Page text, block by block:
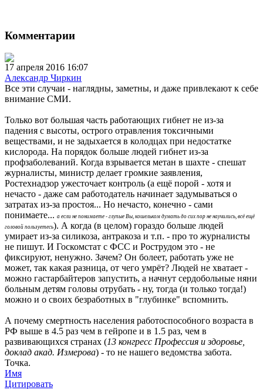
Комментарии
17 апреля 2016 16:07
Александр Чиркин
Все эти случаи - наглядны, заметны, и даже привлекают к себе
внимание СМИ.
Только вот большая часть работающих гибнет не из-за
падения с высоты, острого отравления токсичными
веществами, и не задыхается в колодцах при недостатке
кислорода. На порядок больше людей гибнет из-за
профзаболеваний. Когда взрывается метан в шахте - спешат
журналисты, министр делает громкие заявления,
Ростехнадзор ужесточает контроль (а ещё порой - хотя и
нечасто - даже сам работодатель начинает задумываться о
затратах из-за простоя... Но нечасто, конечно - сами
понимаете... а если не понимаете - глупые Вы, кошельком думать до сих пор не научились, всё ещё
головой пользуетесь). А когда (в целом) гораздо больше людей
умирает из-за силикоза, антракоза и т.п. - про то журналисты
не пишут. И Госкомстат с ФСС и Рострудом это - не
фиксируют, ненужно. Зачем? Он болеет, работать уже не
может, так какая разница, от чего умрёт? Людей не хватает -
можно гастарбайтеров запустить, а начнут сердобольные няни
больным детям головы отрубать - ну, тогда (и только тогда!)
можно и о своих безработных в "глубинке" вспомнить.
А почему смертность населения работоспособного возраста в
РФ выше в 4.5 раз чем в гейропе и в 1.5 раз, чем в
развивающихся странах (13 конгресс Профессия и здоровье,
доклад акад. Измерова) - то не нашего ведомства забота.
Точка.
Имя
Цитировать